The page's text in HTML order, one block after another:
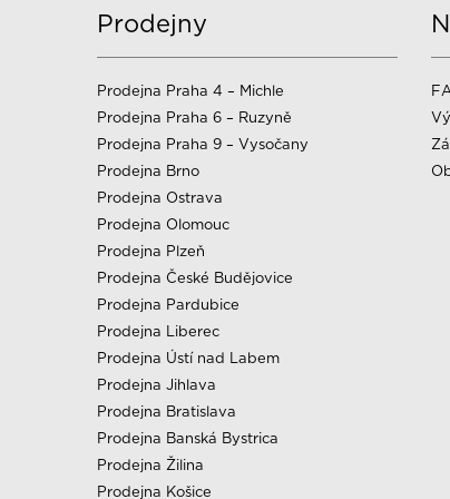
Prodejny
Prodejna Praha 4 – Michle
Prodejna Praha 6 – Ruzyně
Prodejna Praha 9 – Vysočany
Prodejna Brno
Prodejna Ostrava
Prodejna Olomouc
Prodejna Plzeň
Prodejna České Budějovice
Prodejna Pardubice
Prodejna Liberec
Prodejna Ústí nad Labem
Prodejna Jihlava
Prodejna Bratislava
Prodejna Banská Bystrica
Prodejna Žilina
Prodejna Košice